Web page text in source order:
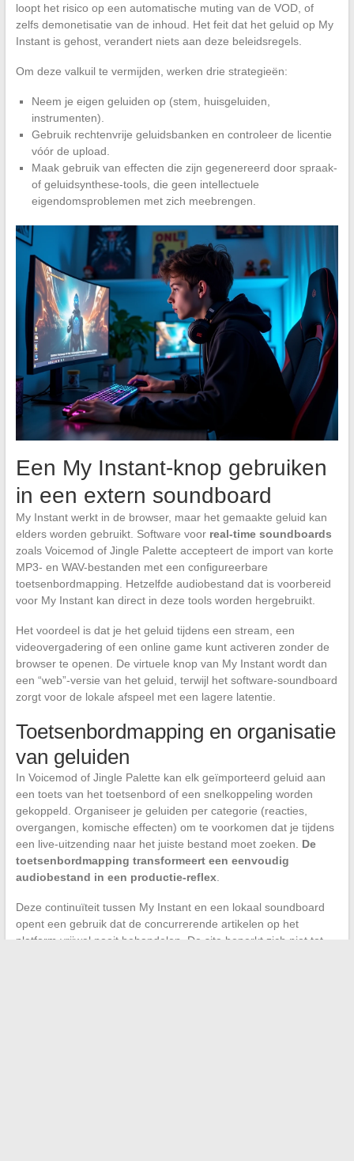
loopt het risico op een automatische muting van de VOD, of
zelfs demonetisatie van de inhoud. Het feit dat het geluid op My
Instant is gehost, verandert niets aan deze beleidsregels.
Om deze valkuil te vermijden, werken drie strategieën:
Neem je eigen geluiden op (stem, huisgeluiden,
instrumenten).
Gebruik rechtenvrije geluidsbanken en controleer de licentie
vóór de upload.
Maak gebruik van effecten die zijn gegenereerd door spraak-
of geluidsynthese-tools, die geen intellectuele
eigendomsproblemen met zich meebrengen.
Een My Instant-knop gebruiken
in een extern soundboard
My Instant werkt in de browser, maar het gemaakte geluid kan
elders worden gebruikt. Software voor real-time soundboards
zoals Voicemod of Jingle Palette accepteert de import van korte
MP3- en WAV-bestanden met een configureerbare
toetsenbordmapping. Hetzelfde audiobestand dat is voorbereid
voor My Instant kan direct in deze tools worden hergebruikt.
Het voordeel is dat je het geluid tijdens een stream, een
videovergadering of een online game kunt activeren zonder de
browser te openen. De virtuele knop van My Instant wordt dan
een “web”-versie van het geluid, terwijl het software-soundboard
zorgt voor de lokale afspeel met een lagere latentie.
Toetsenbordmapping en organisatie
van geluiden
In Voicemod of Jingle Palette kan elk geïmporteerd geluid aan
een toets van het toetsenbord of een snelkoppeling worden
gekoppeld. Organiseer je geluiden per categorie (reacties,
overgangen, komische effecten) om te voorkomen dat je tijdens
een live-uitzending naar het juiste bestand moet zoeken. De
toetsenbordmapping transformeert een eenvoudig
audiobestand in een productie-reflex.
Deze continuïteit tussen My Instant en een lokaal soundboard
opent een gebruik dat de concurrerende artikelen op het
platform vrijwel nooit behandelen. De site beperkt zich niet tot